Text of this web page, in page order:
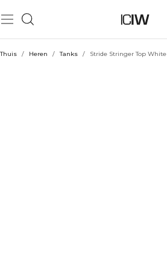
Thuis / Heren / Tanks / Stride Stringer Top White